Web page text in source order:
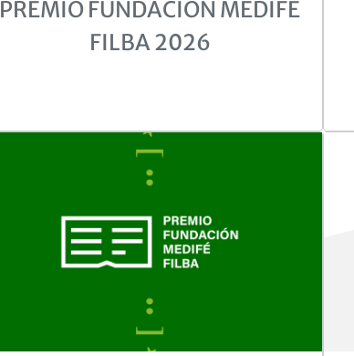
PREMIO FUNDACIÓN MEDIFÉ
FILBA 2026